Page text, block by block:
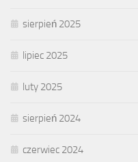
sierpień 2025
lipiec 2025
luty 2025
sierpień 2024
czerwiec 2024